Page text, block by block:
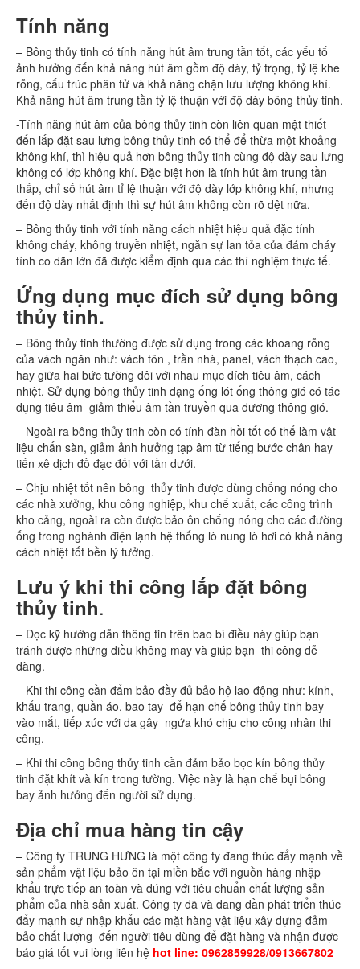
Tính năng
– Bông thủy tinh có tính năng hút âm trung tần tốt, các yếu tố
ảnh hưởng đến khả năng hút âm gồm độ dày, tỷ trọng, tỷ lệ khe
rỗng, cấu trúc phân tử và khả năng chặn lưu lượng không khí.
Khả năng hút âm trung tần tỷ lệ thuận với độ dày bông thủy tinh.
-Tính năng hút âm của bông thủy tinh còn liên quan mật thiết
đến lắp đặt sau lưng bông thủy tinh có thể để thừa một khoảng
không khí, thì hiệu quả hơn bông thủy tinh cùng độ dày sau lưng
không có lớp không khí. Đặc biệt hơn là tính hút âm trung tần
thấp, chỉ số hút âm tỉ lệ thuận với độ dày lớp không khí, nhưng
đến độ dày nhất định thì sự hút âm không còn rõ dệt nữa.
– Bông thủy tinh với tính năng cách nhiệt hiệu quả đặc tính
không cháy, không truyền nhiệt, ngăn sự lan tỏa của đám cháy
tính co dãn lớn đã được kiểm định qua các thí nghiệm thực tế.
Ứng dụng mục đích sử dụng bông
thủy tinh.
– Bông thủy tinh thường được sử dụng trong các khoang rỗng
của vách ngăn như: vách tôn , trần nhà, panel, vách thạch cao,
hay giữa hai bức tường đôi với nhau mục đích tiêu âm, cách
nhiệt. Sử dụng bông thủy tinh dạng ống lót ống thông gió có tác
dụng tiêu âm giảm thiểu âm tần truyền qua đương thông gió.
– Ngoài ra bông thủy tinh còn có tính đàn hồi tốt có thể làm vật
liệu chấn sàn, giảm ảnh hưởng tạp âm từ tiếng bước chân hay
tiến xê dịch đồ đạc đối với tần dưới.
– Chịu nhiệt tốt nên bông thủy tinh được dùng chống nóng cho
các nhà xưởng, khu công nghiệp, khu chế xuất, các công trình
kho cảng, ngoài ra còn được bảo ôn chống nóng cho các đường
ống trong nghành điện lạnh hệ thống lò nung lò hơi có khả năng
cách nhiệt tốt bền lý tưởng.
Lưu ý khi thi công lắp đặt bông
thủy tinh.
– Đọc kỹ hướng dẫn thông tin trên bao bì điều này giúp bạn
tránh được những điều không may và giúp bạn thi công dễ
dàng.
– Khi thi công cần đẩm bảo đầy đủ bảo hộ lao động như: kính,
khẩu trang, quần áo, bao tay để hạn chế bông thủy tinh bay
vào mắt, tiếp xúc với da gây ngứa khó chịu cho công nhân thi
công.
– Khi thi công bông thủy tinh cần đảm bảo bọc kín bông thủy
tinh đặt khít và kín trong tường. Việc này là hạn chế bụi bông
bay ảnh hưởng đến người sử dụng.
Địa chỉ mua hàng tin cậy
– Công ty TRUNG HƯNG là một công ty đang thúc đẩy mạnh về
sản phẩm vật liệu bảo ôn tại miền bắc với nguồn hàng nhập
khẩu trực tiếp an toàn và đúng với tiêu chuẩn chất lượng sản
phẩm của nhà sản xuất. Công ty đã và đang dần phát triển thúc
đẩy mạnh sự nhập khẩu các mặt hàng vật liệu xây dựng đảm
bảo chất lượng đến người tiêu dùng để đặt hàng và nhận được
báo giá tốt vui lòng liên hệ hot line: 0962859928/0913667802